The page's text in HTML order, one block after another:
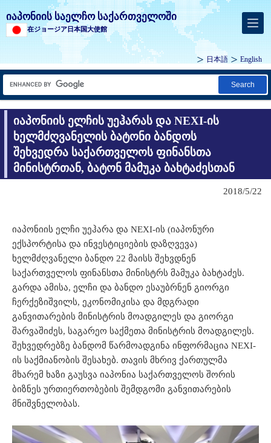
იაპონიის საელჩო საქართველოში
在ジョージア日本国大使館
日本語 English
Search
იაპონიის ელჩის უეჰარას და NEXI-ის
ხელმძღვანელის ბატონი ბანდოს
შეხვედრა საქართველოს ფინანსთა
მინისტრთან, ბატონ მამუკა ბახტაძესთან
2018/5/22
იაპონიის ელჩი უეჰარა და NEXI-ის (იაპონური
ექსპორტისა და ინვესტიციების დაზღვევა)
ხელმძღვანელი ბანდო 22 მაისს შეხვდნენ
საქართველოს ფინანსთა მინისტრს მამუკა ბახტაძეს.
გარდა ამისა, ელჩი და ბანდო ესაუბრნენ გიორგი
ჩერქეზიშვილს, ეკონომიკისა და მდგრადი
განვითარების მინისტრის მოადგილეს და გიორგი
შარვაშიძეს, საგარეო საქმეთა მინისტრის მოადგილეს.
შეხვედრებზე ბანდომ წარმოადგინა ინფორმაცია NEXI-
ის საქმიანობის შესახებ. თავის მხრივ ქართულმა
მხარემ ხაზი გაუსვა იაპონია საქართველოს შორის
ბიზნეს ურთიერთობების შემდგომი განვითარების
მნიშვნელობას.